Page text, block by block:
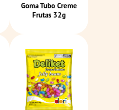
Goma Tubo Creme
Frutas 32g